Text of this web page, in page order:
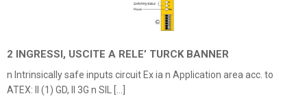
2 INGRESSI, USCITE A RELE’ TURCK BANNER
n Intrinsically safe inputs circuit Ex ia n Application area acc. to
ATEX: II (1) GD, II 3G n SIL […]